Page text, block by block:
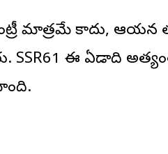
మాత్రమే కాదు,
SSR61 ఈ ఏడాది